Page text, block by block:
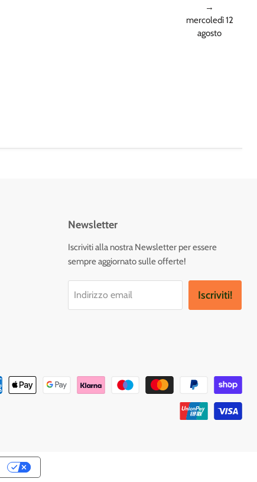
→
mercoledì 12
agosto
Newsletter
Iscriviti alla nostra Newsletter per essere
sempre aggiornato sulle offerte!
Indirizzo email Iscriviti!